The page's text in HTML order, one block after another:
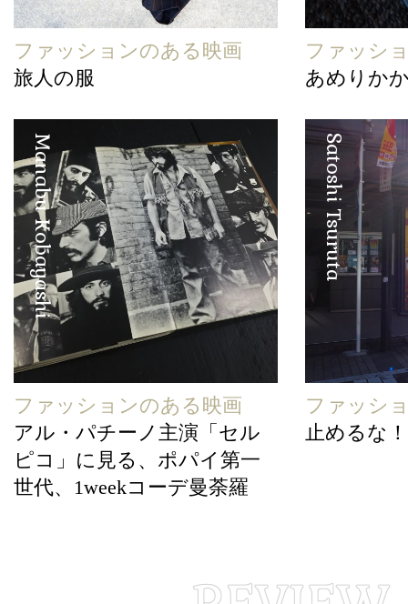
ファッションのある映画
旅人の服
ファッシ
あめりか
Manabu Kobayashi
ファッションのある映画
アル・パチーノ主演「セル
ピコ」に見る、ポパイ第一
世代、1weekコーデ曼荼羅
Satoshi Tsuruta
ファッシ
止めるな！